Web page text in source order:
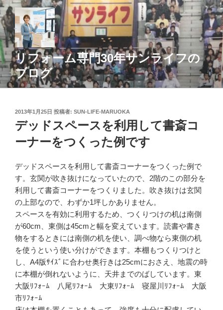
コ
ン
テ
ン
ツ
へ
ス
キ
リフォーム専門30年サンライフの
ブログ
投
稿
日:
2013年1月25日 投稿者: SUN-LIFE-MARUOKA
デッドスペースを利用して書斎コ
ーナーをつくった例です
デッドスペースを利用して書斎コーナーをつくった例で
す。玄関が吹き抜けになっていたので、2階のこの部分を
利用して書斎コーナーをつくりました。吹き抜けは玄関
の上部なので、わずか1坪しかありません。
スペースを有効に利用するため、つくりつけの机は南側
が60cm、東側は45cmと幅を変えています。読書や書き
物をするときには南側の机を使い、調べ物なら東側の机
を使うという使い分けができます。本棚もつくりつけと
し、A4版ｻｲｽﾞに合わせ奥行きは25cmにおさえ、地震の時
に本棚が倒れないように、天井までのばしています。東
大阪ﾘﾌｫｰﾑ 八尾ﾘﾌｫｰﾑ 大東ﾘﾌｫｰﾑ 寝屋川ﾘﾌｫｰﾑ 大阪
市ﾘﾌｫｰﾑ